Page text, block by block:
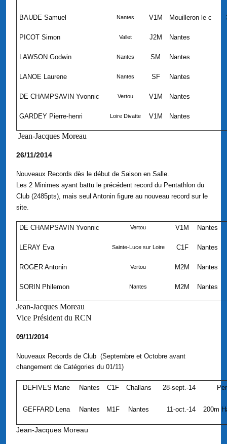
BAUDE Samuel Nantes V1M Mouilleron le c
PICOT Simon Vallet J2M Nantes
LAWSON Godwin Nantes SM Nantes
LANOE Laurene Nantes SF Nantes
DE CHAMPSAVIN Yvonnic Vertou V1M Nantes
GARDEY Pierre-henri Loire Divatte V1M Nantes
Jean-Jacques Moreau
26/11/2014
Nouveaux Records dès le début de Saison en Salle.
Les 2 Minimes ayant battu le précédent record du Pentathlon du
Club (2485pts), mais seul Antonin figure au nouveau record sur le
site.
DE CHAMPSAVIN Yvonnic Vertou V1M Nantes
LERAY Eva Sainte-Luce sur Loire C1F Nantes
ROGER Antonin Vertou M2M Nantes
SORIN Philemon Nantes M2M Nantes
Jean-Jacques Moreau
Vice Président du RCN
09/11/2014
Nouveaux Records de Club (Septembre et Octobre avant
changement de Catégories du 01/11)
DEFIVES Marie Nantes C1F Challans 28-sept.-14
GEFFARD Lena Nantes M1F Nantes 11-oct.-14 200m
Jean-Jacques Moreau